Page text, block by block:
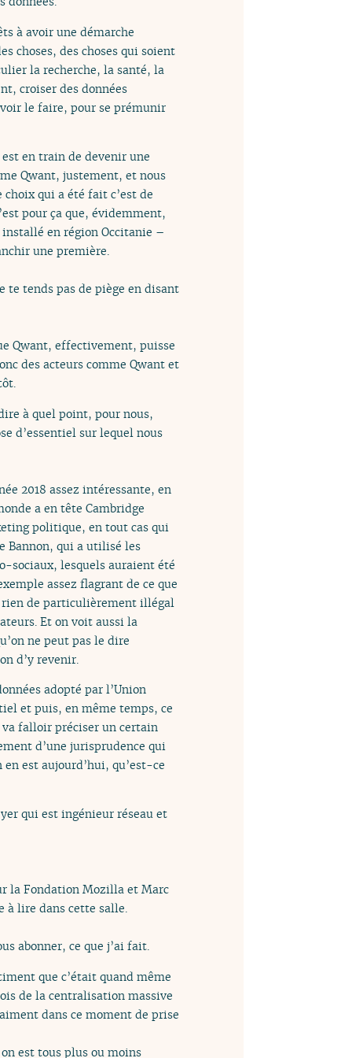
à avoir une démarche
choses, des choses qui soient
la recherche, la santé, la
croiser des données
le faire, pour se prémunir
est en train de devenir une
Qwant, justement, et nous
qui a été fait c’est de
pour ça que, évidemment,
en région Occitanie –
une première.
te tends pas de piège en disant
Qwant, effectivement, puisse
des acteurs comme Qwant et
à quel point, pour nous,
d’essentiel sur lequel nous
2018 assez intéressante, en
a en tête Cambridge
politique, en tout cas qui
Bannon, qui a utilisé les
sociaux, lesquels auraient été
assez flagrant de ce que
rien de particulièrement illégal
Et on voit aussi la
ne peut pas le dire
d’y revenir.
adopté par l’Union
et puis, en même temps, ce
falloir préciser un certain
d’une jurisprudence qui
en est aujourd’hui, qu’est-ce
qui est ingénieur réseau et
la Fondation Mozilla et Marc
à lire dans cette salle.
abonner, ce que j’ai fait.
que c’était quand même
de la centralisation massive
dans ce moment de prise
on est tous plus ou moins